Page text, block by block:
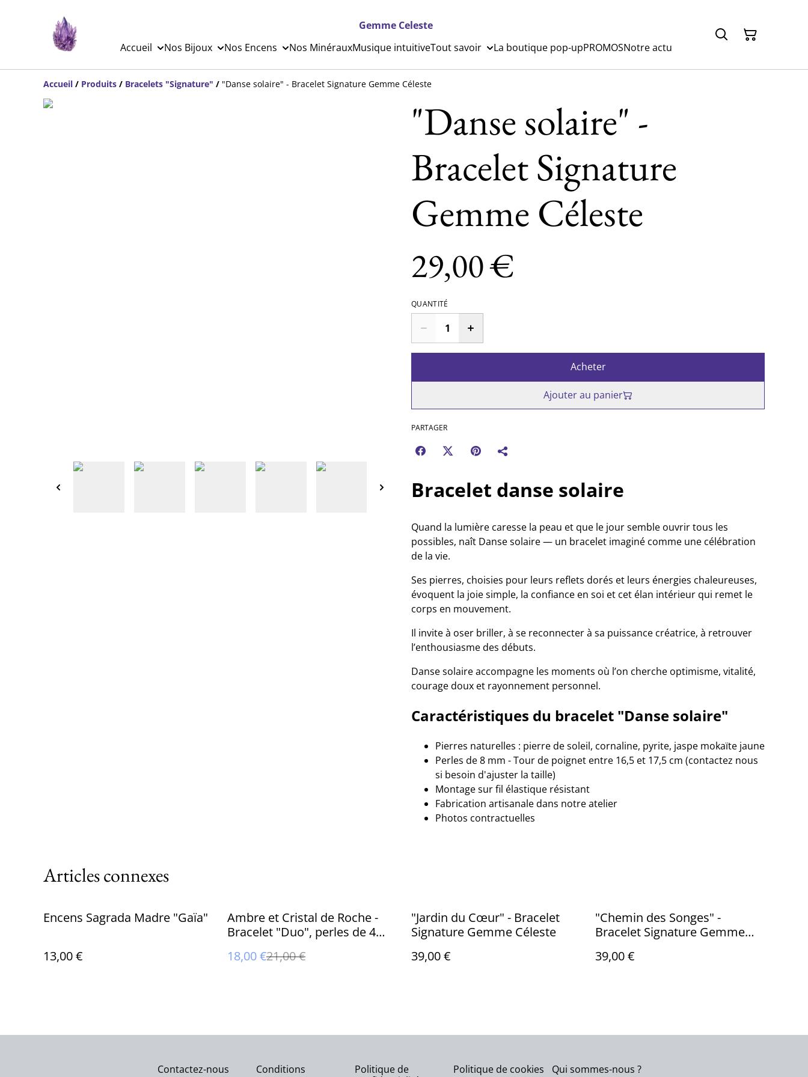
Gemme Celeste
Accueil
Nos Bijoux Nos Encens Nos MinérauxMusique intuitiveTout savoir La boutique pop-upPROMOSNotre actu
Accueil / Produits / Bracelets "Signature" / "Danse solaire" - Bracelet Signature Gemme Céleste
"Danse solaire" -
Bracelet Signature
Gemme Céleste
29,00 €
QUANTITÉ
Acheter
Ajouter au panier
PARTAGER
Bracelet danse solaire
Quand la lumière caresse la peau et que le jour semble ouvrir tous les
possibles, naît Danse solaire — un bracelet imaginé comme une célébration
de la vie.
Ses pierres, choisies pour leurs reflets dorés et leurs énergies chaleureuses,
évoquent la joie simple, la confiance en soi et cet élan intérieur qui remet le
corps en mouvement.
Il invite à oser briller, à se reconnecter à sa puissance créatrice, à retrouver
l’enthousiasme des débuts.
Danse solaire accompagne les moments où l’on cherche optimisme, vitalité,
courage doux et rayonnement personnel.
Caractéristiques du bracelet "Danse solaire"
Pierres naturelles : pierre de soleil, cornaline, pyrite, jaspe mokaïte jaune
Perles de 8 mm - Tour de poignet entre 16,5 et 17,5 cm (contactez nous
si besoin d'ajuster la taille)
Montage sur fil élastique résistant
Fabrication artisanale dans notre atelier
Photos contractuelles
Articles connexes
Encens Sagrada Madre "Gaïa"
13,00 €
%
Ambre et Cristal de Roche -
Bracelet "Duo", perles de 4
18,00 €21,00 €
"Jardin du Cœur" - Bracelet
Signature Gemme Céleste
39,00 €
"Chemin des Songes" -
Bracelet Signature Gemme
39,00 €
Contactez-nous Conditions
Politique de
Politique de cookies Qui sommes-nous ?